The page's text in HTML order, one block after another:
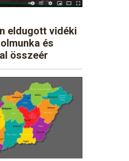
eldugott vidéki
és
összeér